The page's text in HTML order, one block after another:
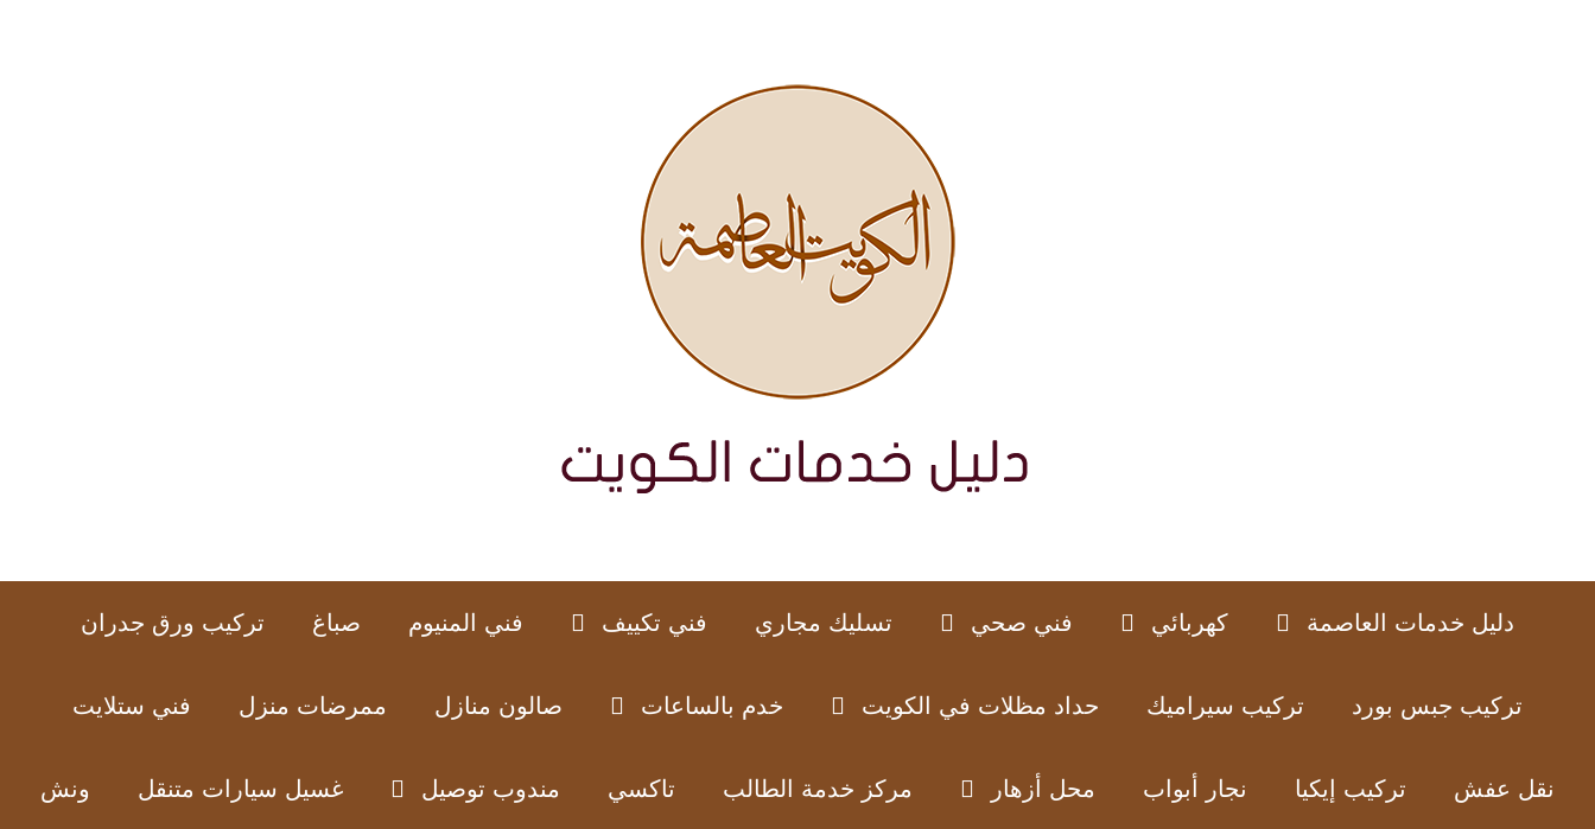
دليل خدمات العاصمة كهربائي فني صحي تسليك مجاري فني تكييف فني المنيوم صباغ تركيب ورق جدران
تركيب جبس بورد تركيب سيراميك حداد مظلات في الكويت خدم بالساعات صالون منازل ممرضات منزل فني ستلايت
نقل عفش تركيب إيكيا نجار أبواب محل أزهار مركز خدمة الطالب تاكسي مندوب توصيل غسيل سيارات متنقل ونش